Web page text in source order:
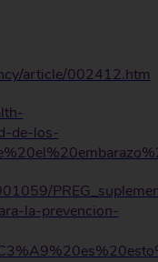
article/002412.htm
de-los-
la-prevencion-